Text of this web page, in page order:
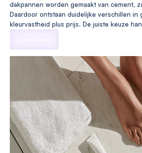
dakpannen worden gemaakt van cement,
Daardoor ontstaan duidelijke verschillen in
kleurvastheid plus prijs. De juiste keuze